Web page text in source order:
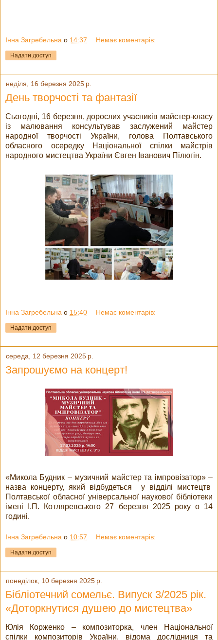
Інна Загребельна о 14:37 Немає коментарів:
Надати доступ
неділя, 16 березня 2025 р.
День творчості та фантазії
Сьогодні, 16 березня, дорослих учасників майстер-класу
із малювання консультував заслужений майстер
народної творчості України, голова Полтавського
обласного осередку Національної спілки майстрів
народного мистецтва України Євген Іванович Пілюгін.
Інна Загребельна о 15:40 Немає коментарів:
Надати доступ
середа, 12 березня 2025 р.
Запрошуємо на концерт!
«Микола Будник – музичний майстер та імпровізатор» –
назва концерту, який відбудеться у відділі мистецтв
Полтавської обласної універсальної наукової бібліотеки
імені І.П. Котляревського 27 березня 2025 року о 14
годині.
Інна Загребельна о 10:57 Немає коментарів:
Надати доступ
понеділок, 10 березня 2025 р.
Бібліотечний сомельє. Випуск 3/2025 рік.
«Доторкнутися душею до мистецтва»
Юлія Корженко – композиторка, член Національної
спілки композиторів України, відома дослідниця та